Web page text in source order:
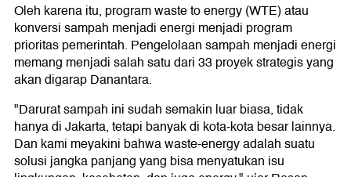
Oleh karena itu, program waste to energy (WTE) atau
konversi sampah menjadi energi menjadi program
prioritas pemerintah. Pengelolaan sampah menjadi energi
memang menjadi salah satu dari 33 proyek strategis yang
akan digarap Danantara.
"Darurat sampah ini sudah semakin luar biasa, tidak
hanya di Jakarta, tetapi banyak di kota-kota besar lainnya.
Dan kami meyakini bahwa waste-energy adalah suatu
solusi jangka panjang yang bisa menyatukan isu